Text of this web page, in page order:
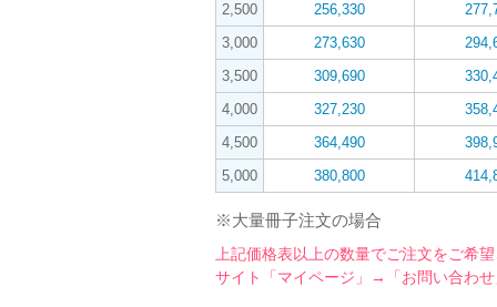
2,500
256,330
3,000
273,630
3,500
309,690
4,000
327,230
4,500
364,490
5,000
380,800
※大量冊子注文の場合
上記価格表以上の数量でご注文をご希
サイト「マイページ」→「お問い合わ